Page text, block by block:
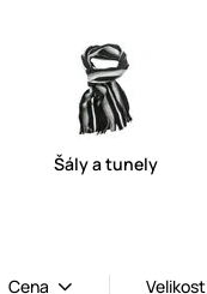
Šály a tunely
Cena Velikost